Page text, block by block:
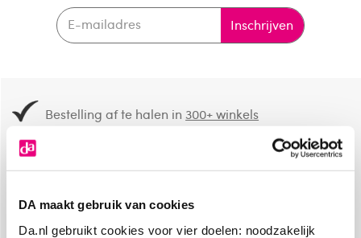
DA maakt gebruik van cookies
Da.nl gebruikt cookies voor vier doelen: noodzakelijk
Inschrijven
Bestelling af te halen in300+ winkels
8.6 uit4.106 reviews